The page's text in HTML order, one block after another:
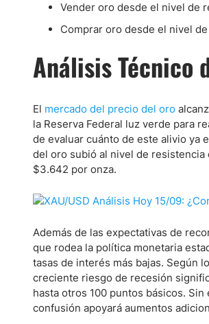
Vender oro desde el nivel de
Comprar oro desde el nivel
Análisis Técnico
El mercado del precio del oro
la Reserva Federal luz verde para
de evaluar cuánto de este alivio ya
del oro subió al nivel de
$3.642 por onza.
Además de las expectativas de
que rodea la política monetaria
tasas de interés más bajas. Según
creciente riesgo de recesión
hasta otros 100 puntos básicos.
confusión apoyará aumentos